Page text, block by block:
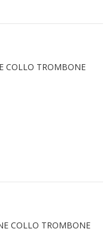
COLLO TROMBONE
COLLO TROMBONE